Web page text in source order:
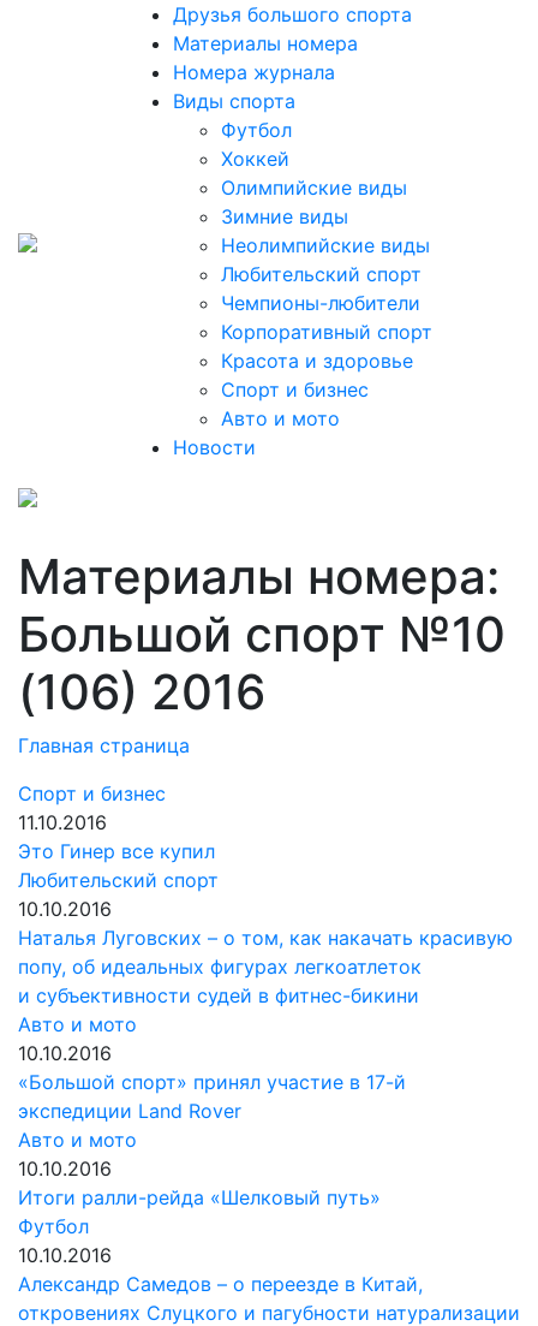
Друзья большого спорта
Материалы номера
Номера журнала
Виды спорта
Футбол
Хоккей
Олимпийские виды
Зимние виды
Неолимпийские виды
Любительский спорт
Чемпионы-любители
Корпоративный спорт
Красота и здоровье
Спорт и бизнес
Авто и мото
Новости
Материалы номера:
Большой спорт №10
(106) 2016
Главная страница
Спорт и бизнес
11.10.2016
Это Гинер все купил
Любительский спорт
10.10.2016
Наталья Луговских – о том, как накачать красивую
попу, об идеальных фигурах легкоатлеток
и субъективности судей в фитнес-бикини
Авто и мото
10.10.2016
«Большой спорт» принял участие в 17-й
экспедиции Land Rover
Авто и мото
10.10.2016
Итоги ралли-рейда «Шелковый путь»
Футбол
10.10.2016
Александр Самедов – о переезде в Китай,
откровениях Слуцкого и пагубности натурализации